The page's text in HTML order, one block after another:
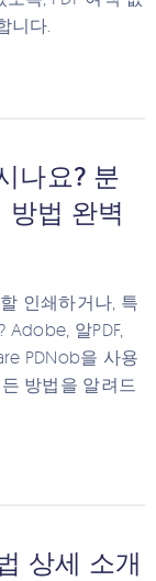
니다.
나요? 분
방법 완벽
인쇄하거나, 특
알PDF,
PDNob을 사용
방법을 알려드
상세 소개